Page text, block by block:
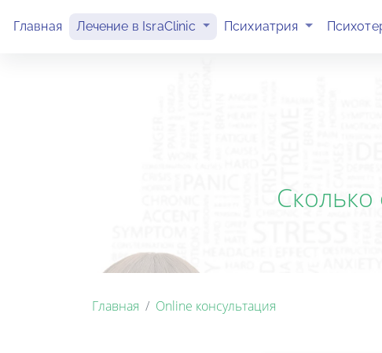
Главная Лечение в IsraClinic (current)Психиатрия (current)
Сколько
Главная Online консультация